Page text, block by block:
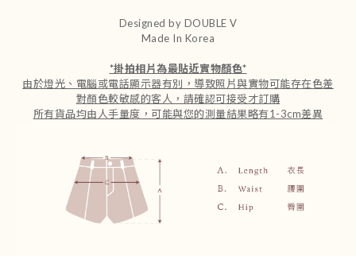
Designed by DOUBLE V
Made In Korea
*掛拍相片為最貼近實物顏色*
由於燈光、電腦或電話顯示器有別，導致照片與實物可能存在色差
對顏色較敏感的客人，請確認可接受才訂購
所有貨品均由人手量度，可能與您的測量結果略有1-3cm差異